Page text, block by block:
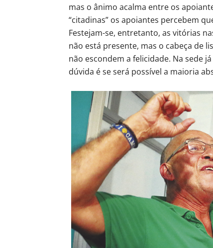
mas o ânimo acalma entre os
“citadinas” os apoiantes percebem
Festejam-se, entretanto, as vitórias
não está presente, mas o cabeça de
não escondem a felicidade. Na sede
dúvida é se será possível a maioria